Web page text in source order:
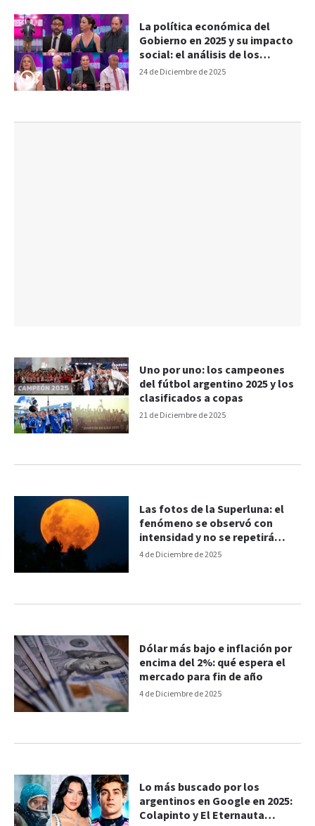
24 de Diciembre de 2025
La política económica del
Gobierno en 2025 y su impacto
social: el análisis de los
periodistas de El Ventilador
21 de Diciembre de 2025
Uno por uno: los campeones
del fútbol argentino 2025 y los
clasificados a copas
4 de Diciembre de 2025
Las fotos de la Superluna: el
fenómeno se observó con
intensidad y no se repetirá
hasta 2042
4 de Diciembre de 2025
Dólar más bajo e inflación por
encima del 2%: qué espera el
mercado para fin de año
Lo más buscado por los
argentinos en Google en 2025:
Colapinto y El Eternauta